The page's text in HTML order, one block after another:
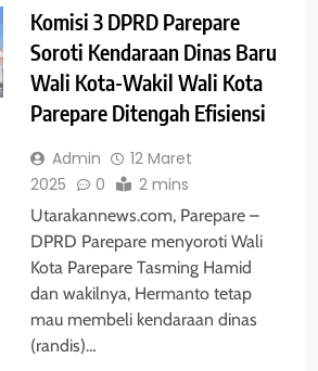
Komisi 3 DPRD Parepare
Soroti Kendaraan Dinas Baru
Wali Kota-Wakil Wali Kota
Parepare Ditengah Efisiensi
Admin
12 Maret
2025
0 2 mins
Utarakannews.com, Parepare –
DPRD Parepare menyoroti Wali
Kota Parepare Tasming Hamid
dan wakilnya, Hermanto tetap
mau membeli kendaraan dinas
(randis)…